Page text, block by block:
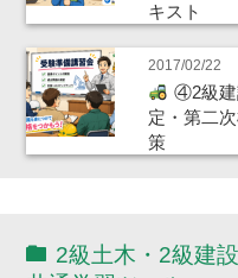
キスト
2017/02/22
④2級建
定・第二
策
2級土木・2級建